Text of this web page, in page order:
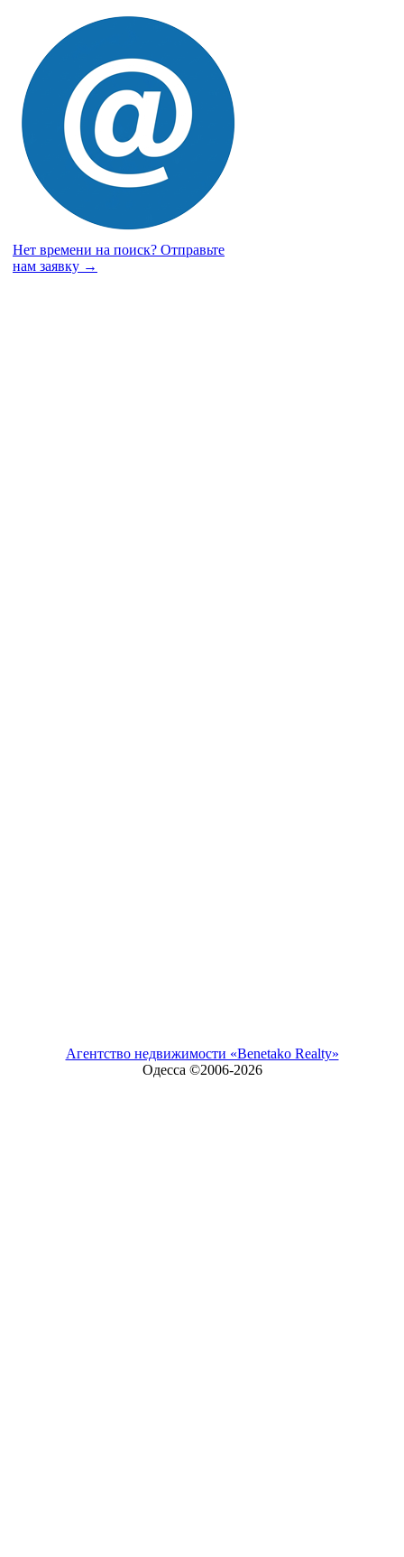
Нет времени на поиск? Отправьте
нам заявку →
Агентство недвижимости «Benetako Realty»
Одесса ©2006-2026